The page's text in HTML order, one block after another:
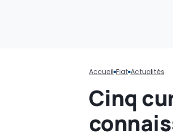
Accueil Fiat Actualités
Cinq